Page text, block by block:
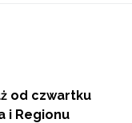
od czwartku
i Regionu